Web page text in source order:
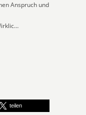
Anspruch und
teilen